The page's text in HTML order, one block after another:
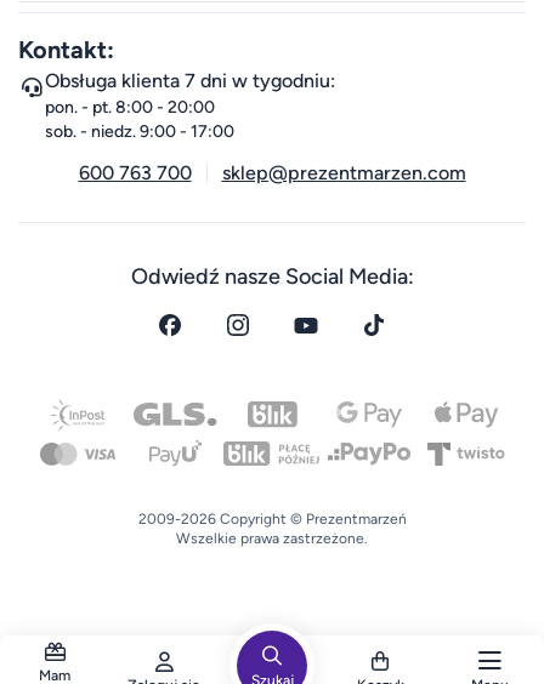
Mam Szukaj
Kontakt:
Obsługa klienta 7 dni w tygodniu:
pon. - pt. 8:00 - 20:00
sob. - niedz. 9:00 - 17:00
600 763 700 sklep@prezentmarzen.com
Odwiedź nasze Social Media:
2009-2026 Copyright © Prezentmarzeń
Wszelkie prawa zastrzeżone.